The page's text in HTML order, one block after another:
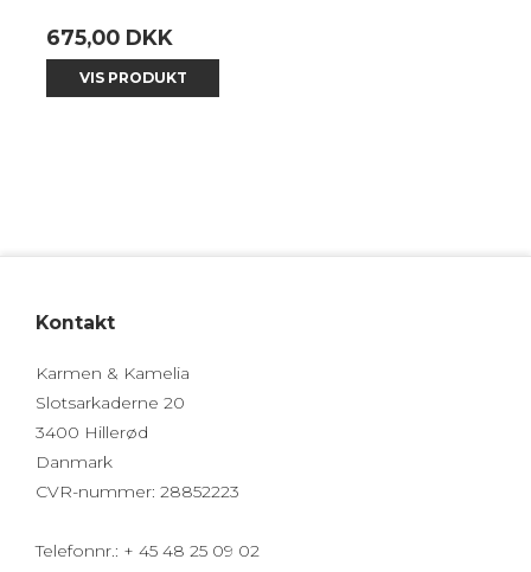
675,00 DKK
VIS PRODUKT
Kontakt
Karmen & Kamelia
Slotsarkaderne 20
3400 Hillerød
Danmark
CVR-nummer: 28852223
Telefonnr.: + 45 48 25 09 02